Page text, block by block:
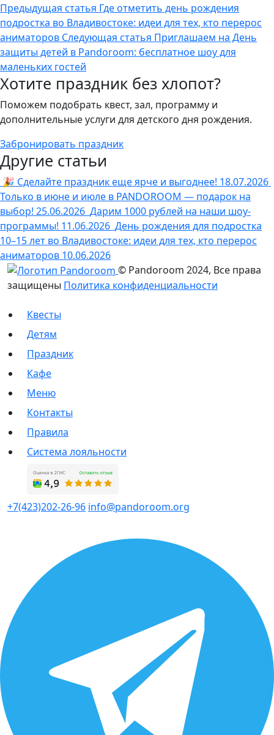
Предыдущая статья Где отметить день рождения
подростка во Владивостоке: идеи для тех, кто перерос
аниматоров Следующая статья Приглашаем на День
защиты детей в Pandoroom: бесплатное шоу для
маленьких гостей
Хотите праздник без хлопот?
Поможем подобрать квест, зал, программу и
дополнительные услуги для детского дня рождения.
Забронировать праздник
Другие статьи
🎉 Сделайте праздник еще ярче и выгоднее! 18.07.2026
Только в июне и июле в PANDOROOM — подарок на
выбор! 25.06.2026 Дарим 1000 рублей на наши шоу-
программы! 11.06.2026 День рождения для подростка
10–15 лет во Владивостоке: идеи для тех, кто перерос
аниматоров 10.06.2026
© Pandoroom 2024, Все права
защищены Политика конфиденциальности
Квесты
Детям
Праздник
Кафе
Меню
Контакты
Правила
Система лояльности
+7(423)202-26-96 info@pandoroom.org